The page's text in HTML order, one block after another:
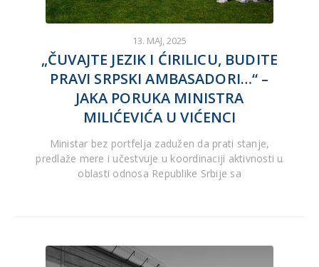
13. MAJ, 2025
„ČUVAJTE JEZIK I ĆIRILICU, BUDITE
PRAVI SRPSKI AMBASADORI…“ –
JAKA PORUKA MINISTRA
MILIĆEVIĆA U VIĆENCI
Ministar bez portfelja zadužen da prati stanje,
predlaže mere i učestvuje u koordinaciji aktivnosti u
oblasti odnosa Republike Srbije sa